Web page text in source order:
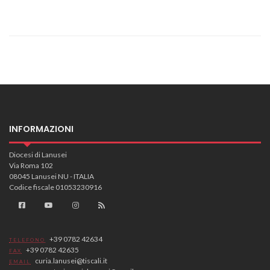
INFORMAZIONI
Diocesi di Lanusei
Via Roma 102
08045 Lanusei NU - ITALIA
Codice fiscale 01053230916
TELEFONO +39 0782 42634
FAX +39 0782 42635
EMAIL curia.lanusei@tiscali.it